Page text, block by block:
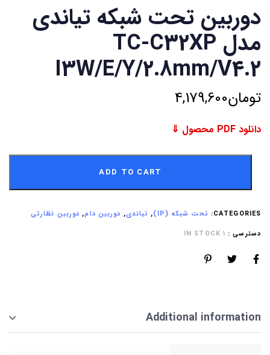
دوربین تحت شبکه تیاندی
مدل TC-C32XP
I3W/E/Y/2.8mm/V4.2
تومان4,179,600
دانلود PDF محصول ⇓
ADD TO CART
CATEGORIES: تحت شبکه (IP) , تیاندی, دوربین دام, دوربین نظارتی
دسترسی : 1 IN STOCK
Additional information